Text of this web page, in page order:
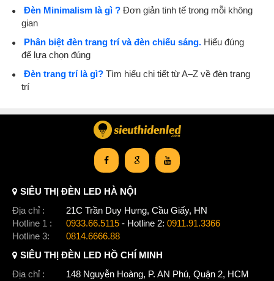
Đèn Minimalism là gì ? Đơn giản tinh tế trong mỗi không
gian
Phân biệt đèn trang trí và đèn chiếu sáng. Hiểu đúng
để lựa chọn đúng
Đèn trang trí là gì? Tìm hiểu chi tiết từ A–Z về đèn trang
trí
SIÊU THỊ ĐÈN LED HÀ NỘI
Địa chỉ :
21C Trần Duy Hưng, Cầu Giấy, HN
Hotline 1 :
0933.66.5115 - Hotline 2: 0911.91.3366
Hotline 3:
0814.6666.88
SIÊU THỊ ĐÈN LED HỒ CHÍ MINH
Địa chỉ :
148 Nguyễn Hoàng, P. AN Phú, Quận 2, HCM